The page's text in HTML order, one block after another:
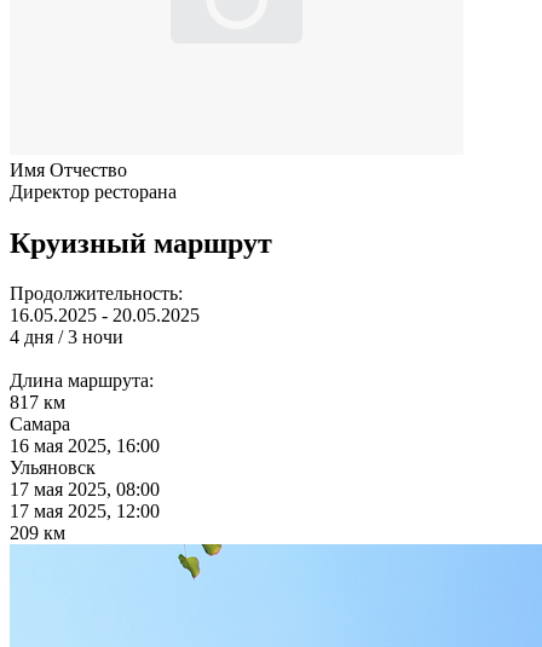
Имя Отчество
Директор ресторана
Круизный маршрут
Продолжительность:
16.05.2025 - 20.05.2025
4 дня / 3 ночи
Длина маршрута:
817 км
Самара
16 мая 2025, 16:00
Ульяновск
17 мая 2025, 08:00
17 мая 2025, 12:00
209 км